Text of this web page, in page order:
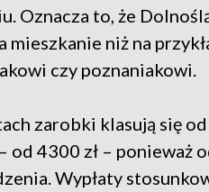
Oznacza to, że
mieszkanie niż na
czy poznaniakowi.
zarobki klasują się
od 4300 zł – ponieważ
Wypłaty